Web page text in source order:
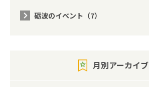
砺波のイベント（7）
月別アーカイブ